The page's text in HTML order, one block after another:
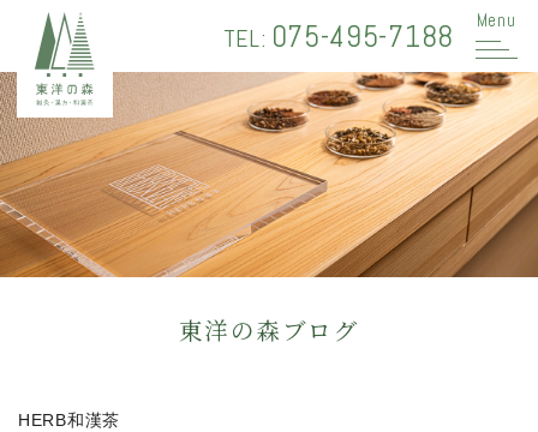
TEL: 075-495-7188 Menu
東洋の森ブログ
HERB和漢茶